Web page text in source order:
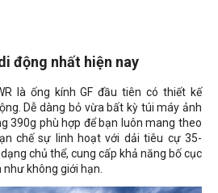
động nhất hiện nay
là ống kính GF đầu tiên có thiết kế
Dễ dàng bỏ vừa bất kỳ túi máy ảnh
390g phù hợp để bạn luôn mang theo
chế sự linh hoạt với dải tiêu cự 35-
chủ thể, cung cấp khả năng bố cục
không giới hạn.